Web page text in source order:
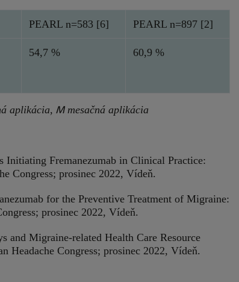
PEARL n=583 [6] PEARL n=897 [2]
54,7 % 60,9 %
aplikácia, Mmesačná aplikácia
Initiating Fremanezumab in Clinical Practice:
Congress; prosinec 2022, Vídeň.
for the Preventive Treatment of Migraine:
prosinec 2022, Vídeň.
Migraine-related Health Care Resource
Headache Congress; prosinec 2022, Vídeň.